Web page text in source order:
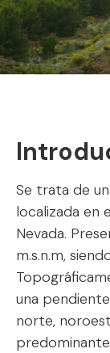
Se trata de
localizada en
Nevada.
m.s.n.m,
una
norte,